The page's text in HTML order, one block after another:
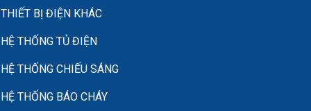
THIẾT BỊ ĐIỆN KHÁC
HỆ THỐNG TỦ ĐIỆN
HỆ THỐNG CHIẾU SÁNG
HỆ THỐNG BÁO CHÁY